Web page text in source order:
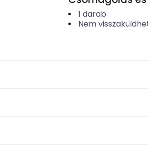
1 darab
Nem